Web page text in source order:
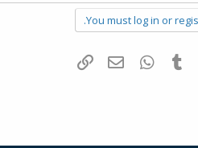
You must log in or
Pinterest
Tumblr
WhatsAppדואר אלקטרוני